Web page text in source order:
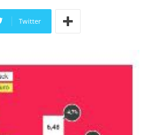
Twitter